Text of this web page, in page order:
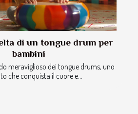
di un tongue drum per
bambini
meraviglioso dei tongue drums, uno
che conquista il cuore e...